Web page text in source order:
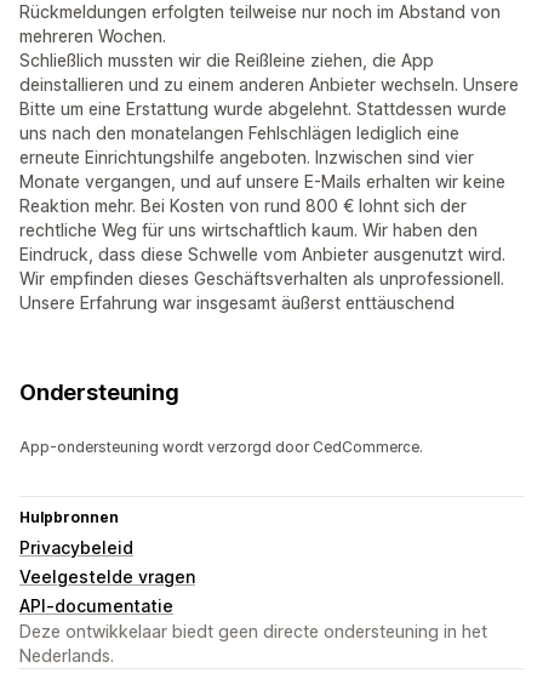
Rückmeldungen erfolgten teilweise nur noch im Abstand von
mehreren Wochen.
Schließlich mussten wir die Reißleine ziehen, die App
deinstallieren und zu einem anderen Anbieter wechseln. Unsere
Bitte um eine Erstattung wurde abgelehnt. Stattdessen wurde
uns nach den monatelangen Fehlschlägen lediglich eine
erneute Einrichtungshilfe angeboten. Inzwischen sind vier
Monate vergangen, und auf unsere E-Mails erhalten wir keine
Reaktion mehr. Bei Kosten von rund 800 € lohnt sich der
rechtliche Weg für uns wirtschaftlich kaum. Wir haben den
Eindruck, dass diese Schwelle vom Anbieter ausgenutzt wird.
Wir empfinden dieses Geschäftsverhalten als unprofessionell.
Unsere Erfahrung war insgesamt äußerst enttäuschend
Ondersteuning
App-ondersteuning wordt verzorgd door CedCommerce.
Hulpbronnen
Privacybeleid
Veelgestelde vragen
API-documentatie
Deze ontwikkelaar biedt geen directe ondersteuning in het
Nederlands.